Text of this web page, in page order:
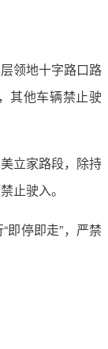
领地十字路口路
其他车辆禁止驶
立家路段，除持
止驶入。
即停即走”，严禁